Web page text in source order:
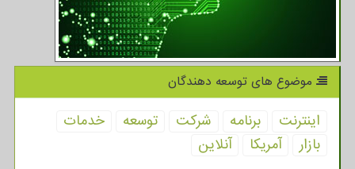
موضوع های توسعه دهندگان
اینترنت برنامه شركت توسعه
خدمات
بازار
آمریكا آنلاین